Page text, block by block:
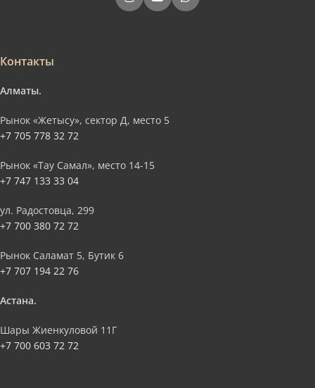
Контакты
Алматы.
Рынок «Жетысу», сектор Д, место 5
+7 705 778 32 72
Рынок «Тау Самал», место 14-15
+7 747 133 33 04
ул. Радостовца, 299
+7 700 380 72 72
Рынок Саламат 5, Бутик 6
+7 707 194 22 76
Астана.
Шары Жиенкуловой 11Г
+7 700 603 72 72